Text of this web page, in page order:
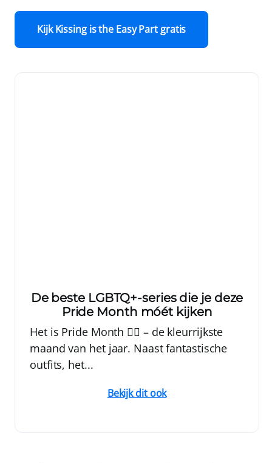
Kijk Kissing is the Easy Part gratis
De beste LGBTQ+-series die je deze
Pride Month móét kijken
Het is Pride Month 🏳️‍🌈 – de kleurrijkste
maand van het jaar. Naast fantastische
outfits, het...
Bekijk dit ook